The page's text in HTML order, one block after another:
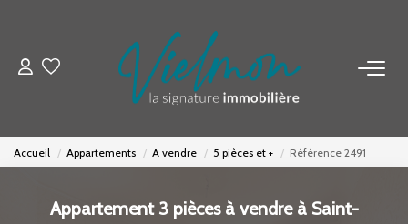
NOS BIENS
Acheter
Louer
Accueil Appartements A vendre 5 pièces et + Référence 2491
Appartement 3 pièces à vendre à Saint-